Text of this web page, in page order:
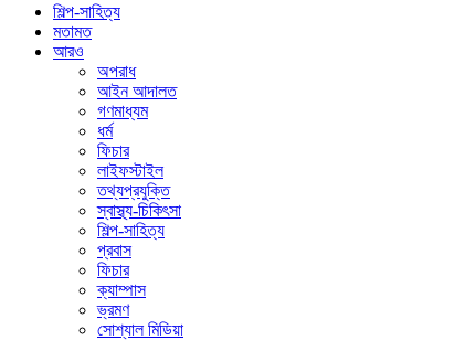
শিল্প-সাহিত্য
মতামত
আরও
অপরাধ
আইন আদালত
গণমাধ্যম
ধর্ম
ফিচার
লাইফস্টাইল
তথ্যপ্রযুক্তি
স্বাস্থ্য-চিকিৎসা
শিল্প-সাহিত্য
প্রবাস
ফিচার
ক্যাম্পাস
ভ্রমণ
সোশ্যাল মিডিয়া